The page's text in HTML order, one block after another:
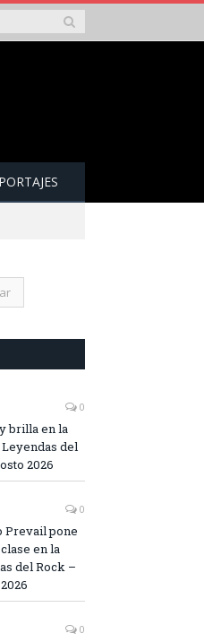
0
brilla en la
del
2026
0
Prevail pone
en la
del Rock –
0